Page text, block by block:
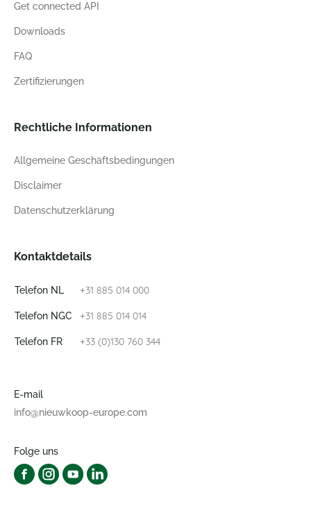
Get connected API
Downloads
FAQ
Zertifizierungen
Rechtliche Informationen
Allgemeine Geschäftsbedingungen
Disclaimer
Datenschutzerklärung
Kontaktdetails
Telefon NL +31 885 014 000
Telefon NGC +31 885 014 014
Telefon FR +33 (0)130 760 344
E-mail
info@nieuwkoop-europe.com
Folge uns